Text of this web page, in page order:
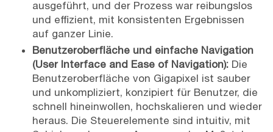
ausgeführt, und der Prozess war reibungslos
und effizient, mit konsistenten Ergebnissen
auf ganzer Linie.
Benutzeroberfläche und einfache Navigation
(User Interface and Ease of Navigation):Die
Benutzeroberfläche von Gigapixel ist sauber
und unkompliziert, konzipiert für Benutzer, die
schnell hineinwollen, hochskalieren und wieder
heraus. Die Steuerelemente sind intuitiv, mit